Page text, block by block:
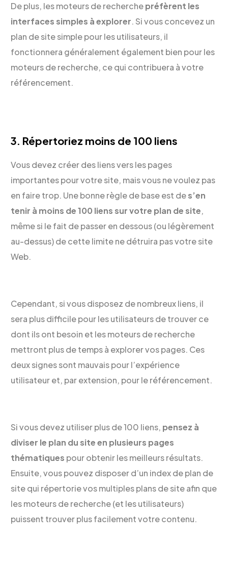
De plus, les moteurs de recherchepréfèrent les
interfaces simples à explorer. Si vous concevez un
plan de site simple pour les utilisateurs, il
fonctionnera généralement également bien pour les
moteurs de recherche, ce qui contribuera à votre
référencement.
3. Répertoriez moins de 100 liens
Vous devez créer des liens vers les pages
importantes pour votre site, mais vous ne voulez pas
en faire trop. Une bonne règle de base est des’en
tenir à moins de 100 liens sur votre plan de site,
même si le fait de passer en dessous (ou légèrement
au-dessus) de cette limite ne détruira pas votre site
Web.
Cependant, si vous disposez de nombreux liens, il
sera plus difficile pour les utilisateurs de trouver ce
dont ils ont besoin et les moteurs de recherche
mettront plus de temps à explorer vos pages. Ces
deux signes sont mauvais pour l’expérience
utilisateur et, par extension, pour le référencement.
Si vous devez utiliser plus de 100 liens, pensez à
diviser le plan du site en plusieurs pages
thématiques pour obtenir les meilleurs résultats.
Ensuite, vous pouvez disposer d’un index de plan de
site qui répertorie vos multiples plans de site afin que
les moteurs de recherche (et les utilisateurs)
puissent trouver plus facilement votre contenu.